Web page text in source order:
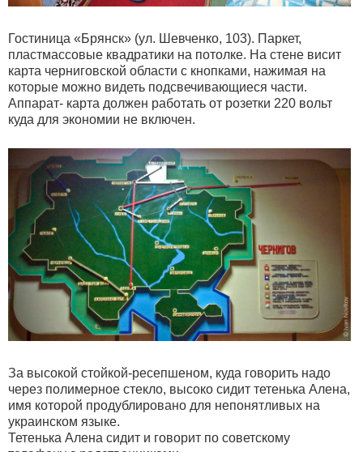
Гостиница «Брянск» (ул. Шевченко, 103). Паркет,
пластмассовые квадратики на потолке. На стене висит
карта черниговской области с кнопками, нажимая на
которые можно видеть подсвечивающиеся части.
Аппарат- карта должен работать от розетки 220 вольт
куда для экономии не включен.
За высокой стойкой-ресепшеном, куда говорить надо
через полимерное стекло, высоко сидит тетенька Алена,
имя которой продублировано для непонятливых на
украинском языке.
Тетенька Алена сидит и говорит по советскому